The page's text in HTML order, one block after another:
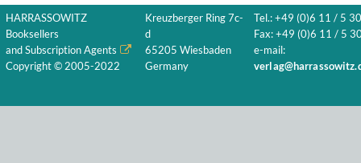
HARRASSOWITZ
Booksellers
and Subscription Agents
Copyright © 2005-2022
Kreuzberger Ring 7c-
d
65205 Wiesbaden
Germany
Tel.: +49 (0)6 11 / 5
Fax: +49 (0)6 11 / 5
e-mail: